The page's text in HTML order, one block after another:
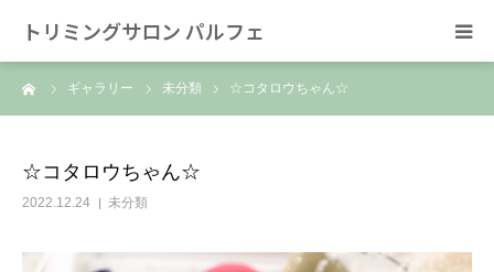
トリミングサロン パルフェ
ギャラリー 未分類 ☆コタロウちゃん☆
☆コタロウちゃん☆
2022.12.24 未分類
HOME